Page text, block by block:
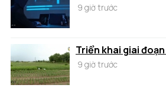
9 giờ trước
Triển khai giai
9 giờ trước